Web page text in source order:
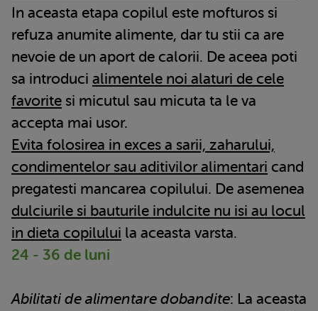
In aceasta etapa copilul este mofturos si
refuza anumite alimente, dar tu stii ca are
nevoie de un aport de calorii. De aceea poti
sa introduci alimentele noi alaturi de cele
favorite si micutul sau micuta ta le va
accepta mai usor.
Evita folosirea in exces a sarii, zaharului,
condimentelor sau aditivilor alimentari cand
pregatesti mancarea copilului. De asemenea
dulciurile si bauturile indulcite nu isi au locul
in dieta copilului la aceasta varsta.
24 - 36 de luni
Abilitati de alimentare dobandite: La aceasta